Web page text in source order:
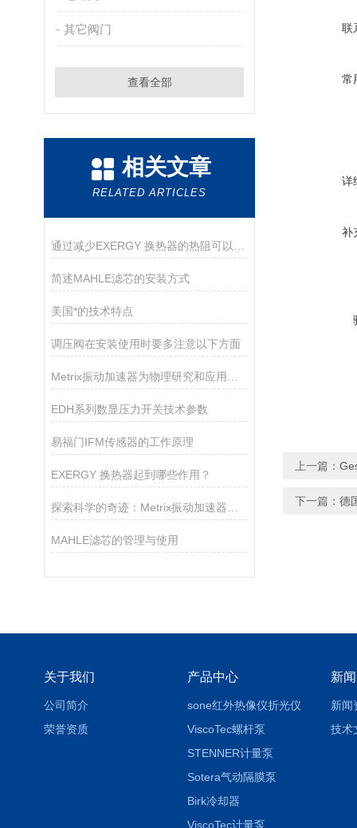
其它阀门
查看全部
相关文章
RELATED ARTICLES
简述MAHLE滤芯的安装方式
美国*的技术特点
调压阀在安装使用时要多注意以下方面
EDH系列数显压力开关技术参数
易福门IFM传感器的工作原理
EXERGY 换热器起到哪些作用？
MAHLE滤芯的管理与使用
联
常
详
补
上一篇：
下一篇： 德
关于我们
公司简介
荣誉资质
产品中心
sone红外热像仪折光仪
ViscoTec螺杆泵
STENNER计量泵
Sotera气动隔膜泵
Birk冷却器
ViscoTec计量泵
新
新闻
技术